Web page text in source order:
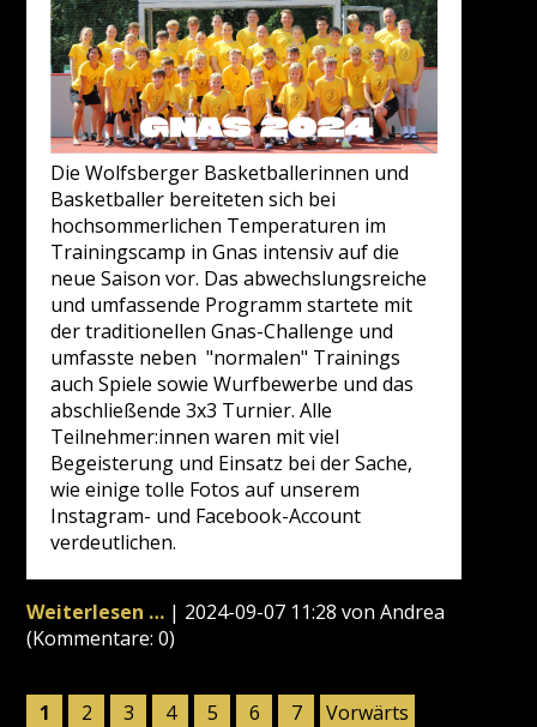
Die Wolfsberger Basketballerinnen und
Basketballer bereiteten sich bei
hochsommerlichen Temperaturen im
Trainingscamp in Gnas intensiv auf die
neue Saison vor. Das abwechslungsreiche
und umfassende Programm startete mit
der traditionellen Gnas-Challenge und
umfasste neben "normalen" Trainings
auch Spiele sowie Wurfbewerbe und das
abschließende 3x3 Turnier. Alle
Teilnehmer:innen waren mit viel
Begeisterung und Einsatz bei der Sache,
wie einige tolle Fotos auf unserem
Instagram- und Facebook-Account
verdeutlichen.
Weiterlesen …BBCler:innen
schwitzen
Gnas
| 2024-09-07 11:28 von Andrea
(Kommentare: 0)
1 2 3 4 5 6 7
Vorwärts